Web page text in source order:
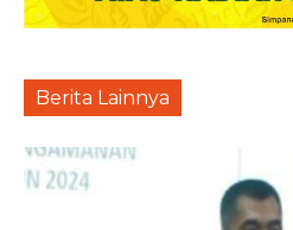
Berita Lainnya